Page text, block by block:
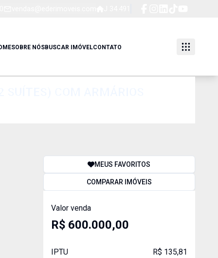
SOBRE NÓSBUSCAR IMÓVELCONTATO
MEUS FAVORITOS
COMPARAR IMÓVEIS
Valor venda
R$ 600.000,00
IPTU R$ 135,81